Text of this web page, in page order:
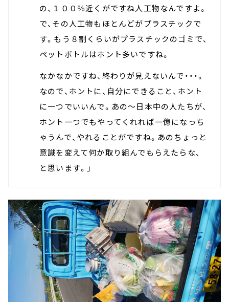
の、１００％近くがですね人工物なんですよ。
で、その人工物もほとんどがプラスチックで
す。もう８割くらいがプラスチックのゴミで、
ペットボトルはホント多いですね。
なかなかですね、終わりが見えないんで・・・。
なので、ホントに、自分にできること、ホント
に一つでいいんで。あの～日本中の人たちが、
ホント一つでもやってくれれば一億になっち
ゃうんで、やれることがですね。あのちょっと
意識を変えて何か取り組んでもらえたらな、
と思います。」